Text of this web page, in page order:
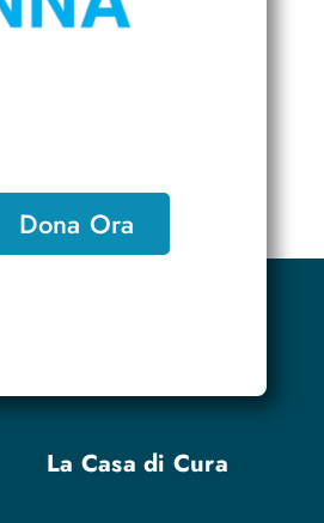
Dona Ora
La Casa di Cura